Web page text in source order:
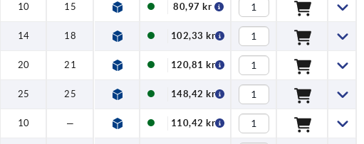
10 15 80,97 kr
14 18 102,33 kr
20 21 120,81 kr
25 25 148,42 kr
10 — 110,42 kr